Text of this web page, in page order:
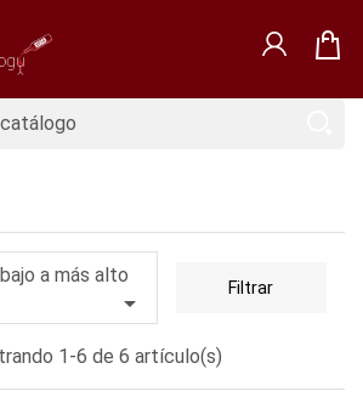
a más alto

Filtrar
1-6 de 6 artículo(s)